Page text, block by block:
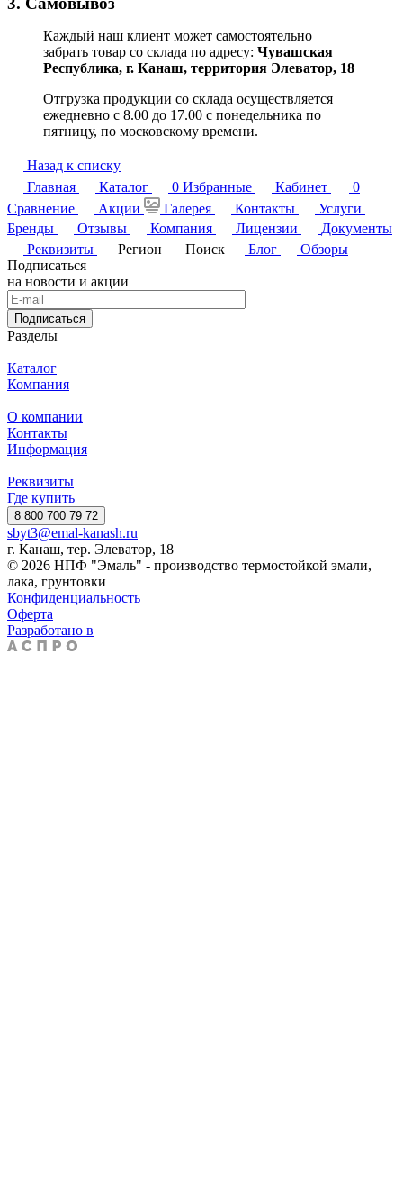
Каждый наш клиент может самостоятельно
забрать товар со склада по адресу: Чувашская
Республика, г. Канаш, территория Элеватор, 18
Отгрузка продукции со склада осуществляется
ежедневно с 8.00 до 17.00 с понедельника по
пятницу, по московскому времени.
Назад к списку
Главная
Каталог 0 Избранные Кабинет
0
Сравнение
Акции Галерея Контакты
Услуги
Бренды
Отзывы Компания Лицензии
Документы
Реквизиты
Регион Поиск Блог
Обзоры
Подписаться
на новости и акции
Подписаться
Разделы
Каталог
Компания
О компании
Контакты
Информация
Реквизиты
Где купить
8 800 700 79 72
sbyt3@emal-kanash.ru
г. Канаш, тер. Элеватор, 18
© 2026 НПФ "Эмаль" - производство термостойкой эмали,
лака, грунтовки
Конфиденциальность
Оферта
Разработано в